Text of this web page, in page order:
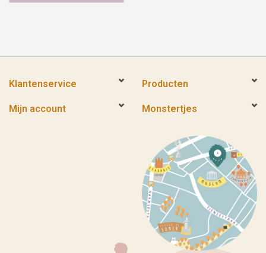
Klantenservice Producten
Mijn account Monstertjes